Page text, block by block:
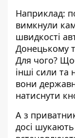
Наприклад:
вимкнули
швидкості
Донецькому
Для чого?
інші сили та
вони
натиснути
А з
досі шукають